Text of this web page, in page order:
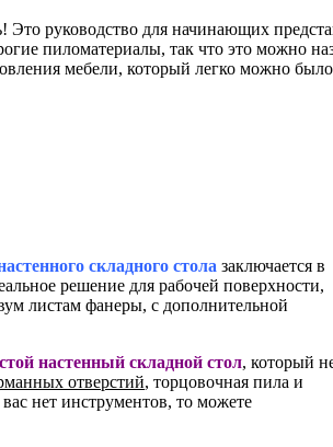
Это руководство для начинающих
пиломатериалы, так что это можно
мебели, который легко можно
складного стола заключается в
решение для рабочей поверхности,
листам фанеры, с дополнительной
настенный складной стол, который
отверстий, торцовочная пила и
нет инструментов, то можете